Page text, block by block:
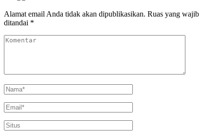
Alamat email Anda tidak akan dipublikasikan. Ruas yang wajib
ditandai *